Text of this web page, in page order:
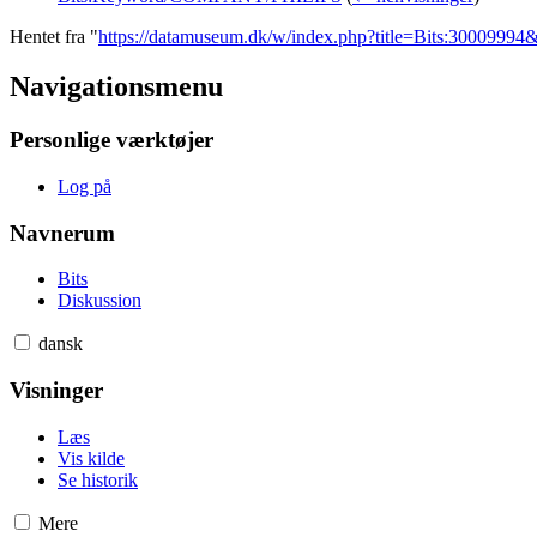
Hentet fra "https://datamuseum.dk/w/
Navigationsmenu
Personlige værktøjer
Log på
Navnerum
Bits
Diskussion
dansk
Visninger
Læs
Vis kilde
Se historik
Mere